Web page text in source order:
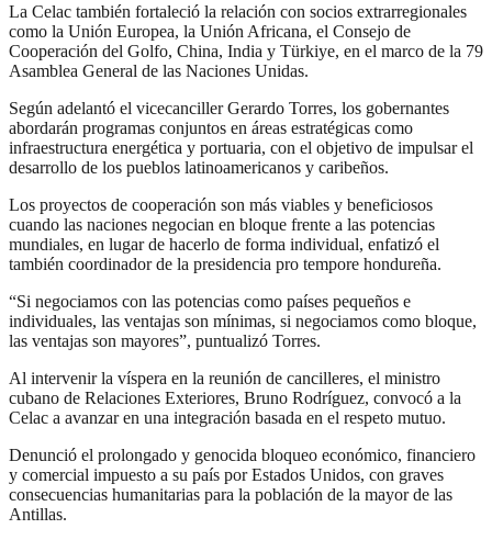
La Celac también fortaleció la relación con socios extrarregionales
como la Unión Europea, la Unión Africana, el Consejo de
Cooperación del Golfo, China, India y Türkiye, en el marco de la 79
Asamblea General de las Naciones Unidas.
Según adelantó el vicecanciller Gerardo Torres, los gobernantes
abordarán programas conjuntos en áreas estratégicas como
infraestructura energética y portuaria, con el objetivo de impulsar el
desarrollo de los pueblos latinoamericanos y caribeños.
Los proyectos de cooperación son más viables y beneficiosos
cuando las naciones negocian en bloque frente a las potencias
mundiales, en lugar de hacerlo de forma individual, enfatizó el
también coordinador de la presidencia pro tempore hondureña.
“Si negociamos con las potencias como países pequeños e
individuales, las ventajas son mínimas, si negociamos como bloque,
las ventajas son mayores”, puntualizó Torres.
Al intervenir la víspera en la reunión de cancilleres, el ministro
cubano de Relaciones Exteriores, Bruno Rodríguez, convocó a la
Celac a avanzar en una integración basada en el respeto mutuo.
Denunció el prolongado y genocida bloqueo económico, financiero
y comercial impuesto a su país por Estados Unidos, con graves
consecuencias humanitarias para la población de la mayor de las
Antillas.